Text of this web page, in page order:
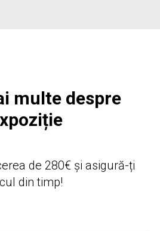
multe despre
de 280€ și asigură-ți
din timp!